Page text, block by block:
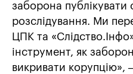
заборона публікувати
розслідування. Ми
ЦПК та
інструмент, як
викривати корупцію»,